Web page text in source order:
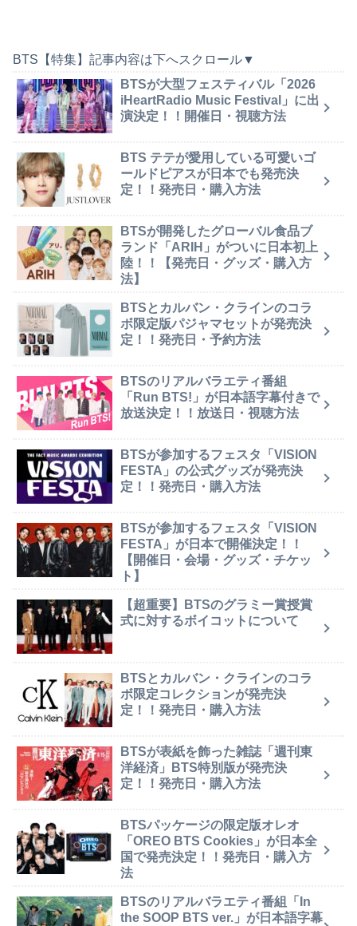
BTS【特集】記事内容は下へスクロール▼
BTSが大型フェスティバル「2026
iHeartRadio Music Festival」に出
演決定！！開催日・視聴方法
BTS テテが愛用している可愛いゴ
ールドピアスが日本でも発売決
定！！発売日・購入方法
BTSが開発したグローバル食品ブ
ランド「ARIH」がついに日本初上
陸！！【発売日・グッズ・購入方
法】
BTSとカルバン・クラインのコラ
ボ限定版パジャマセットが発売決
定！！発売日・予約方法
BTSのリアルバラエティ番組
「Run BTS!」が日本語字幕付きで
放送決定！！放送日・視聴方法
BTSが参加するフェスタ「VISION
FESTA」の公式グッズが発売決
定！！発売日・購入方法
BTSが参加するフェスタ「VISION
FESTA」が日本で開催決定！！
【開催日・会場・グッズ・チケッ
ト】
【超重要】BTSのグラミー賞授賞
式に対するボイコットについて
BTSとカルバン・クラインのコラ
ボ限定コレクションが発売決
定！！発売日・購入方法
BTSが表紙を飾った雑誌「週刊東
洋経済」BTS特別版が発売決
定！！発売日・購入方法
BTSパッケージの限定版オレオ
「OREO BTS Cookies」が日本全
国で発売決定！！発売日・購入方
法
BTSのリアルバラエティ番組「In
the SOOP BTS ver.」が日本語字幕